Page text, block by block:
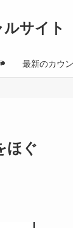
サイト
最新のカウ
ほぐ